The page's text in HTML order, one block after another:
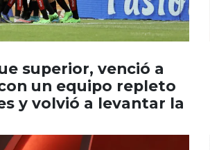
superior, venció a
un equipo repleto
y volvió a levantar la